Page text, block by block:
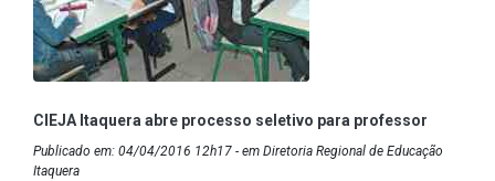
CIEJA Itaquera abre processo seletivo para professor
Publicado em: 04/04/2016 12h17 - em Diretoria Regional de Educação
Itaquera